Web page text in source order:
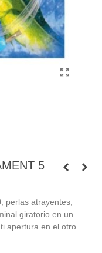
5
perlas atrayentes,
giratorio en un
apertura en el otro.